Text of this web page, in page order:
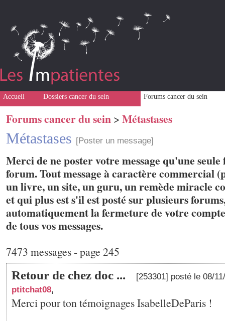
Accueil Dossiers cancer du sein Forums cancer du sein
Forums cancer du sein > Métastases
Métastases [Poster un message]
Merci de ne poster votre message qu'une seule
forum. Tout message à caractère commercial
un livre, un site, un guru, un remède miracle
et qui plus est s'il est posté sur plusieurs
automatiquement la fermeture de votre
de tous vos messages.
7473 messages - page 245
Retour de chez doc ...
[253301] posté le 08/
ptitchat08,
Merci pour ton témoignages IsabelleDeParis !